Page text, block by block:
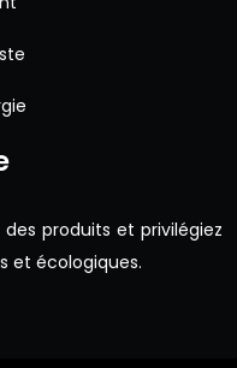
produits et privilégiez
et écologiques.